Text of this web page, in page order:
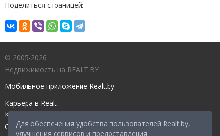
Для обеспечения удобства пользователей Realt.by,
улучшения сервисов и предоставления
Поделиться страницей:
© 2005-2026
Недвижимость на REALT.BY
Мобильное приложение Realt.by
Карьера в Realt
Контакты редакции
Справочный центр